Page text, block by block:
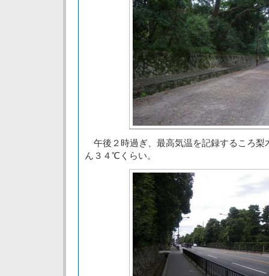
午後２時過ぎ、最高気温を記録するころ梨
ん３４℃くらい。